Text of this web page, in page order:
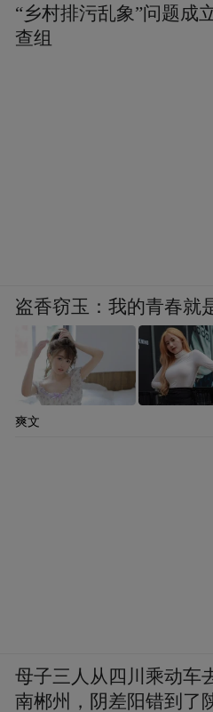
“乡村排污乱象”问题成
查组
盗香窃玉：我的青春就
爽文
母子三人从四川乘动车
南郴州，阴差阳错到了